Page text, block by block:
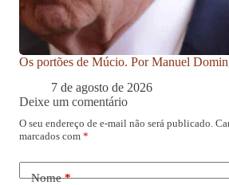
Os portões de Múcio. Por Manuel
7 de agosto de 2026
Deixe um comentário
O seu endereço de e-mail não será publicado.
marcados com *
Nome*